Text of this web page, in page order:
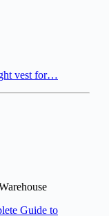
vest for…
Guide to